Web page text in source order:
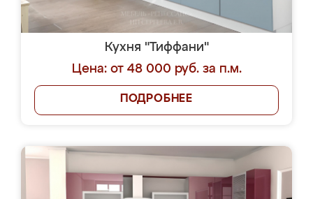
Кухня "Тиффани"
Цена: от 48 000 руб. за п.м.
ПОДРОБНЕЕ